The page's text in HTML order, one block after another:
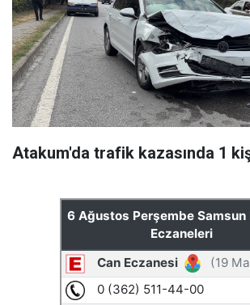
Atakum'da trafik kazasında 1